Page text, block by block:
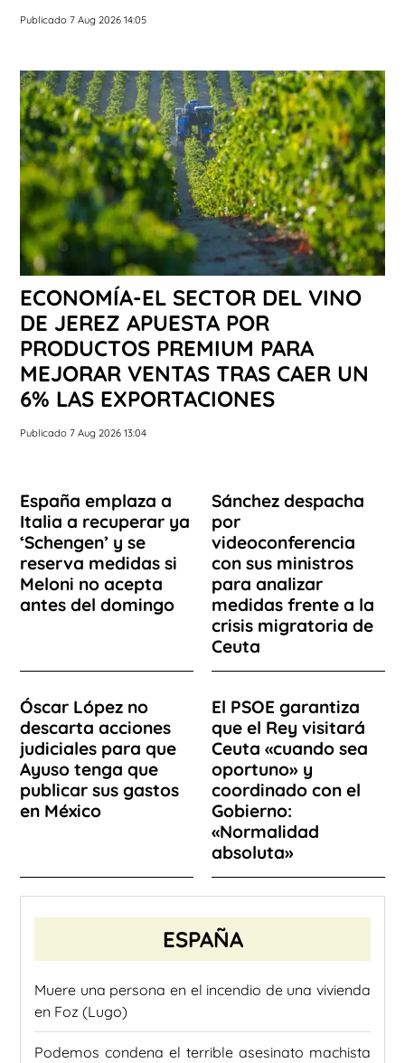
Publicado 7 Aug 2026 14:05
ECONOMÍA-EL SECTOR DEL VINO
DE JEREZ APUESTA POR
PRODUCTOS PREMIUM PARA
MEJORAR VENTAS TRAS CAER UN
6% LAS EXPORTACIONES
Publicado 7 Aug 2026 13:04
España emplaza a
Italia a recuperar ya
‘Schengen’ y se
reserva medidas si
Meloni no acepta
antes del domingo
Sánchez despacha
por
videoconferencia
con sus ministros
para analizar
medidas frente a la
crisis migratoria de
Ceuta
Óscar López no
descarta acciones
judiciales para que
Ayuso tenga que
publicar sus gastos
en México
El PSOE garantiza
que el Rey visitará
Ceuta «cuando sea
oportuno» y
coordinado con el
Gobierno:
«Normalidad
absoluta»
ESPAÑA
Muere una persona en el incendio de una vivienda
en Foz (Lugo)
Podemos condena el terrible asesinato machista